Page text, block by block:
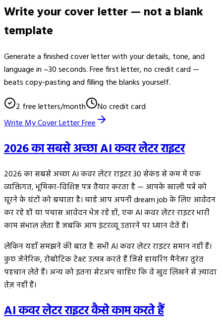
Write your cover letter — not a blank
template
Generate a finished cover letter with your details, tone, and
language in ~30 seconds. Free first letter, no credit card —
beats copy-pasting and filling the blanks yourself.
2 free letters/month
No credit card
Write My Cover Letter Free
2026 का सबसे अच्छा AI कवर लेटर राइटर
2026 का सबसे अच्छा AI कवर लेटर राइटर 30 सेकंड से कम में एक
व्यक्तिगत, भूमिका-विशिष्ट पत्र तैयार करता है — आपके खाली पन्ने को
घूरने के घंटों को बचाता है। चाहे आप अपनी dream job के लिए आवेदन
कर रहे हों या पचास आवेदन भेज रहे हों, एक AI कवर लेटर राइटर भारी
काम संभाल लेता है जबकि आप इंटरव्यू उतारने पर ध्यान देते हैं।
लेकिन यहाँ समझने की बात है: सभी AI कवर लेटर राइटर समान नहीं हैं।
कुछ जेनेरिक, रोबोटिक टेक्स्ट उत्पन्न करते हैं जिसे हायरिंग मैनेजर तुरंत
पहचान लेते हैं। अन्य को इतना सेटअप चाहिए कि वे खुद लिखने से ज़्यादा
तेज़ नहीं हैं।
AI कवर लेटर राइटर कैसे काम करते हैं